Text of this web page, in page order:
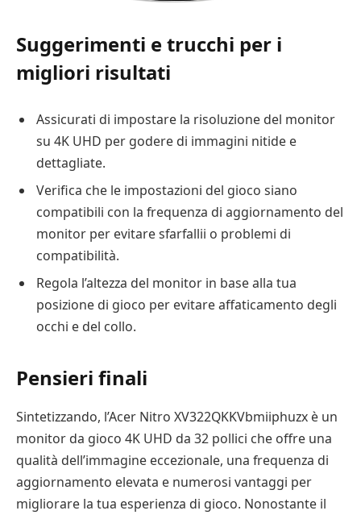
Suggerimenti e trucchi per i
migliori risultati
Assicurati di impostare la risoluzione del monitor
su 4K UHD per godere di immagini nitide e
dettagliate.
Verifica che le impostazioni del gioco siano
compatibili con la frequenza di aggiornamento del
monitor per evitare sfarfallii o problemi di
compatibilità.
Regola l’altezza del monitor in base alla tua
posizione di gioco per evitare affaticamento degli
occhi e del collo.
Pensieri finali
Sintetizzando, l’Acer Nitro XV322QKKVbmiiphuzx è un
monitor da gioco 4K UHD da 32 pollici che offre una
qualità dell’immagine eccezionale, una frequenza di
aggiornamento elevata e numerosi vantaggi per
migliorare la tua esperienza di gioco. Nonostante il